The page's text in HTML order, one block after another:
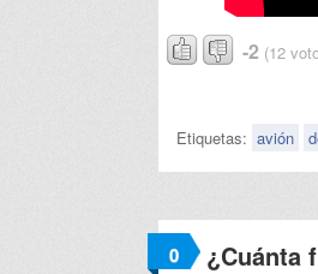
-2 (12
Etiquetas: avión
0 ¿Cuánta